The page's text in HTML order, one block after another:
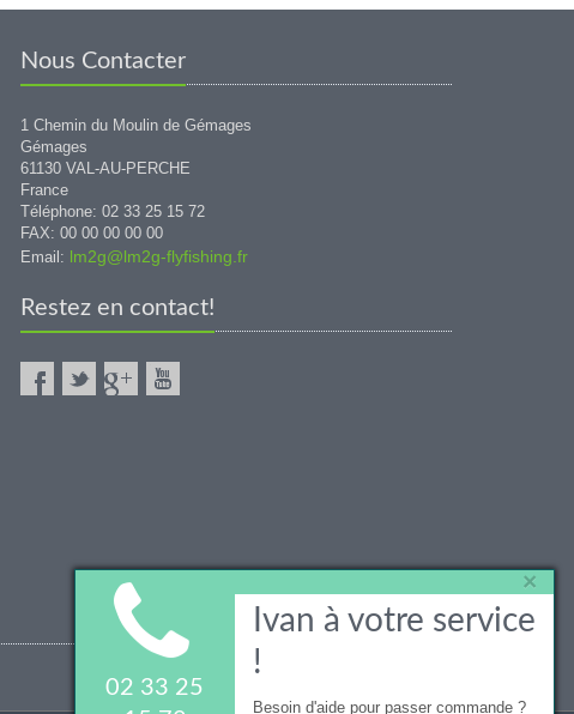
×
02 33 25
Ivan à votre service
!
Besoin d'aide pour passer commande ?
Nous Contacter
1 Chemin du Moulin de Gémages
Gémages
61130 VAL-AU-PERCHE
France
Téléphone: 02 33 25 15 72
FAX: 00 00 00 00 00
Email: lm2g@lm2g-flyfishing.fr
Restez en contact!